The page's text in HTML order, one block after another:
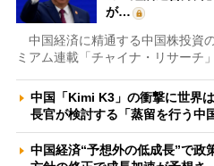
が…
中国経済に精通する中国株投資
ミアム連載「チャイナ・リサーチ
中国「Kimi K3」の衝撃に世界
長官が検討する「蒸留を行う中
中国経済“予想外の低成長”で